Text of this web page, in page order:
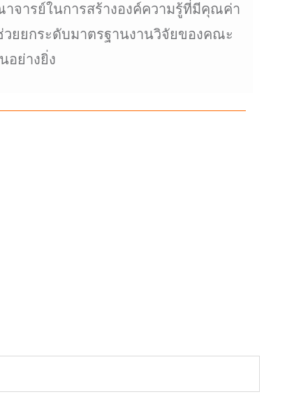
จารย์ในการสร้างองค์ความรู้ที่มีคุณค่า
ยยกระดับมาตรฐานงานวิจัยของคณะ
อย่างยิ่ง